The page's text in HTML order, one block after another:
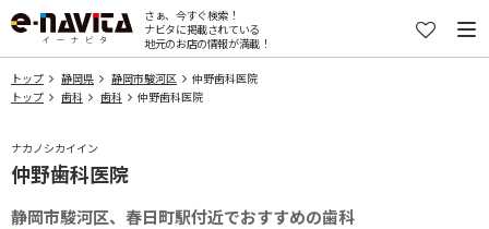
さぁ、今すぐ検索！
ナビタに掲載されている
地元のお店の情報が満載！
トップ 静岡県 静岡市駿河区
仲野歯科医院
トップ
歯科 歯科 仲野歯科医院
ナカノシカイイン
仲野歯科医院
静岡市駿河区、春日町駅付近でおすすめの歯科